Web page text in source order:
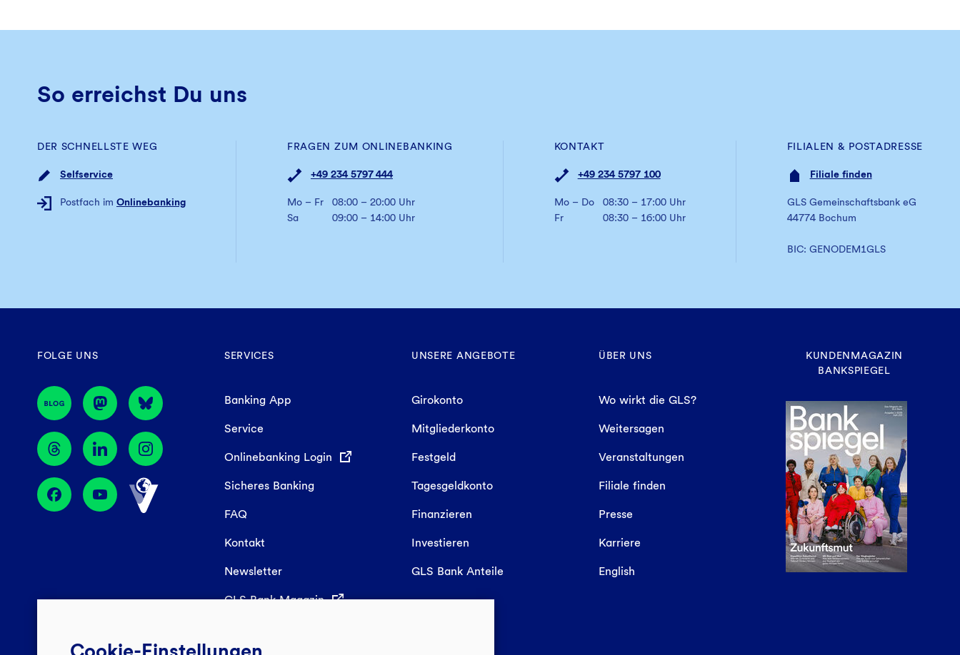
So erreichst Du uns
DER SCHNELLSTE WEG
Selfservice
Postfach im Onlinebanking
FRAGEN ZUM ONLINEBANKING
+49 234 5797 444
Mo – Fr
08:00 – 20:00 Uhr
Sa
09:00 – 14:00 Uhr
KONTAKT
+49 234 5797 100
Mo – Do
08:30 – 17:00 Uhr
Fr
08:30 – 16:00 Uhr
FILIALEN & POSTADRESSE
Filiale finden
GLS Gemeinschaftsbank eG
44774 Bochum
BIC: GENODEM1GLS
FOLGE UNS SERVICES
Banking App
Service
Onlinebanking Login
Sicheres Banking
FAQ
Kontakt
Newsletter
GLS Bank Magazin
UNSERE ANGEBOTE
Girokonto
Mitgliederkonto
Festgeld
Tagesgeldkonto
Finanzieren
Investieren
GLS Bank Anteile
ÜBER UNS
Wo wirkt die GLS?
Weitersagen
Veranstaltungen
Filiale finden
Presse
Karriere
English
KUNDENMAGAZIN
BANKSPIEGEL